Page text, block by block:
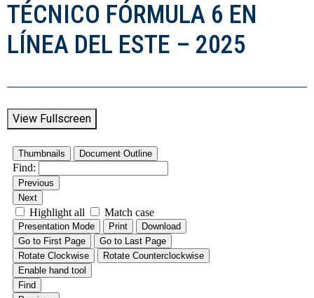
TÉCNICO FÓRMULA 6 EN
LÍNEA DEL ESTE – 2025
View Fullscreen